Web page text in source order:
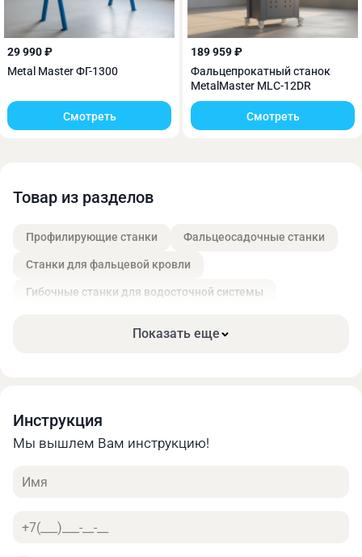
29 990 ₽
Metal Master ФГ-1300
Смотреть
189 959 ₽
Фальцепрокатный станок
MetalMaster MLC-12DR
Смотреть
Товар из разделов
Профилирующие станки Фальцеосадочные станки
Станки для фальцевой кровли
Гибочные станки для водосточной системы
Показать еще
Инструкция
Мы вышлем Вам инструкцию!
Имя
Телефон